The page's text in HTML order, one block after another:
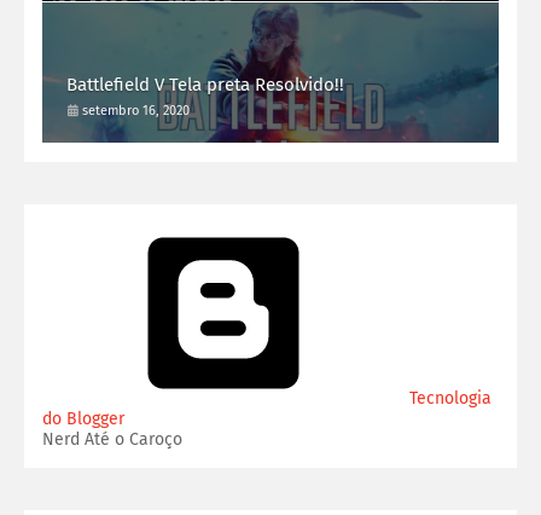
Battlefield V Tela preta Resolvido!!
setembro 16, 2020
Tecnologia
do Blogger
Nerd Até o Caroço